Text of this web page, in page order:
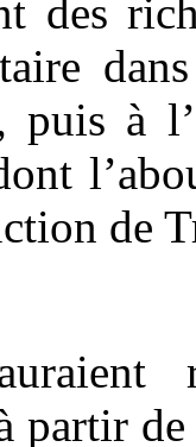
des
puis à
de
partir